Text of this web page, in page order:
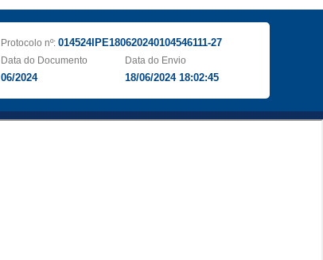
Protocolo nº: 014524IPE180620240104546111-27
Data do Documento
06/2024
Data do Envio
18/06/2024 18:02:45